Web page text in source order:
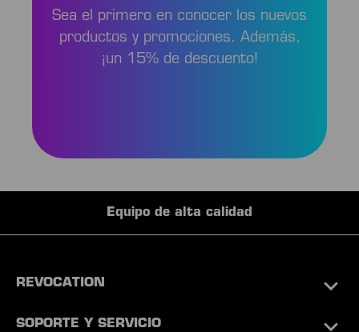
Sea el primero en conocer los nuevos
productos y promociones. Además,
¡un 15% de descuento!
Equipo de alta calidad
REVOCATION
SOPORTE Y SERVICIO